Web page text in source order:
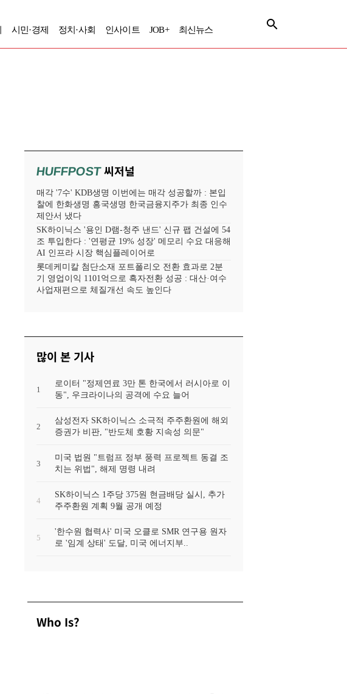
시민·경제 정치·사회 인사이트 JOB+ 최신뉴스
HUFFPOST씨저널
매각 '7수' KDB생명 이번에는 매각 성공할까 : 본입
찰에 한화생명 흥국생명 한국금융지주가 최종 인수
제안서 냈다
SK하이닉스 '용인 D램-청주 낸드' 신규 팹 건설에 54
조 투입한다 : '연평균 19% 성장' 메모리 수요 대응해
AI 인프라 시장 핵심플레이어로
롯데케미칼 첨단소재 포트폴리오 전환 효과로 2분
기 영업이익 1101억으로 흑자전환 성공 : 대산·여수
사업재편으로 체질개선 속도 높인다
많이 본 기사
1
로이터 "정제연료 3만 톤 한국에서 러시아로 이
동", 우크라이나의 공격에 수요 늘어
2
삼성전자 SK하이닉스 소극적 주주환원에 해외
증권가 비판, "반도체 호황 지속성 의문"
3
미국 법원 "트럼프 정부 풍력 프로젝트 동결 조
치는 위법", 해제 명령 내려
4
SK하이닉스 1주당 375원 현금배당 실시, 추가
주주환원 계획 9월 공개 예정
5
'한수원 협력사' 미국 오클로 SMR 연구용 원자
로 '임계 상태' 도달, 미국 에너지부..
Who Is?